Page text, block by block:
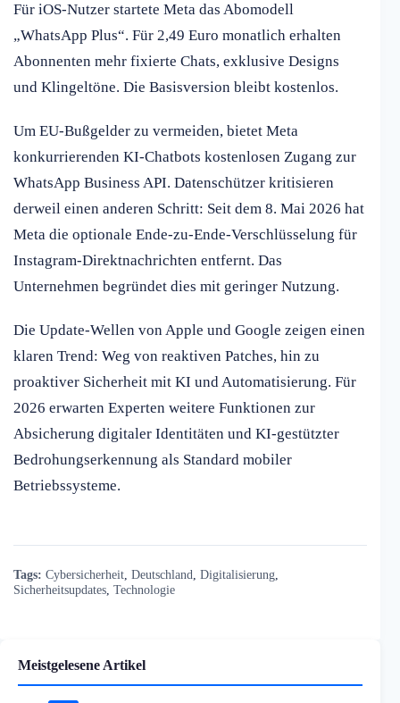
Für iOS-Nutzer startete Meta das Abomodell
„WhatsApp Plus“. Für 2,49 Euro monatlich erhalten
Abonnenten mehr fixierte Chats, exklusive Designs
und Klingeltöne. Die Basisversion bleibt kostenlos.
Um EU-Bußgelder zu vermeiden, bietet Meta
konkurrierenden KI-Chatbots kostenlosen Zugang zur
WhatsApp Business API. Datenschützer kritisieren
derweil einen anderen Schritt: Seit dem 8. Mai 2026 hat
Meta die optionale Ende-zu-Ende-Verschlüsselung für
Instagram-Direktnachrichten entfernt. Das
Unternehmen begründet dies mit geringer Nutzung.
Die Update-Wellen von Apple und Google zeigen einen
klaren Trend: Weg von reaktiven Patches, hin zu
proaktiver Sicherheit mit KI und Automatisierung. Für
2026 erwarten Experten weitere Funktionen zur
Absicherung digitaler Identitäten und KI-gestützter
Bedrohungserkennung als Standard mobiler
Betriebssysteme.
Tags: Cybersicherheit Deutschland Digitalisierung
Sicherheitsupdates Technologie
Meistgelesene Artikel